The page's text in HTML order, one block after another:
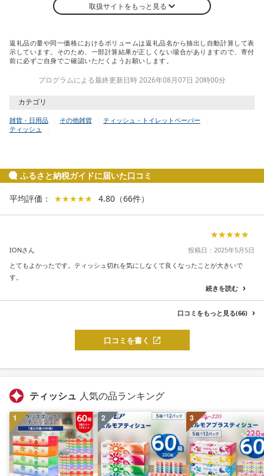
取扱サイトをもっと見る
返礼品の量や同一価格におけるボリュームは返礼品名から抽出し自動計算して表
示しています。そのため、一部計算結果が正しくない場合がありますので、寄付
前に必ずご自身でご確認いただくようお願いします。
プログラムによる最終更新日時 2026年08月07日 20時00分
カテゴリ
雑貨・日用品 その他雑貨
ティッシュ・トイレットペーパー
ティッシュ
ふるさと納税ガイドに届いた口コミ
平均評価： ★★★★★
★★★★★ 4.80 （66件）
★★★★★
★★★★★
IONさん
投稿日：2025年5月5日
とてもよかったです。ティッシュ切れを気にしなくて良くなったことが大きいで
す。
続きを読む
口コミをもっと見る(66)
口コミを書く
ティッシュ 人気の品ランキング
1 2 3